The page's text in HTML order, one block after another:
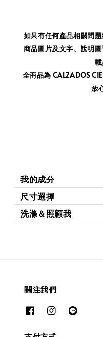
如果有任何產品相關問題
商品圖片及文字、說明
載
全商品為 CALZADOS
放
我的成分
尺寸選擇
洗滌＆照顧我
關注我們